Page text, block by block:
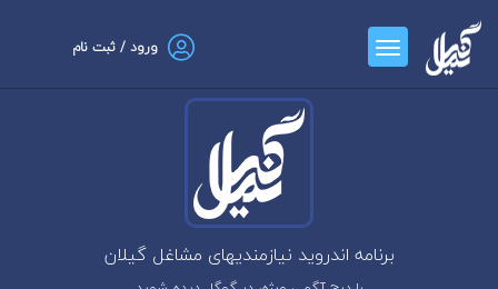
ورود / ثبت نام
برنامه اندروید نیازمندیهای مشاغل گیلان